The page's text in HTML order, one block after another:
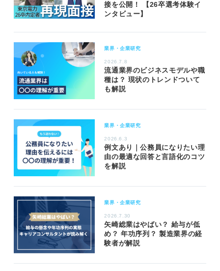
接を公開！ 【26卒選考体験イ
ンタビュー】
業界・企業研究
2026.7.8
流通業界のビジネスモデルや職
種は？ 現状のトレンドついて
も解説
業界・企業研究
2026.6.3
例文あり｜公務員になりたい理
由の最適な回答と言語化のコツ
を解説
業界・企業研究
2026.7.30
矢崎総業はやばい？ 給与が低
め？ 年功序列？ 製造業界の経
験者が解説